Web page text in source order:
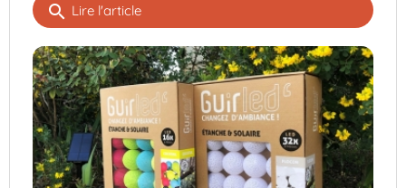
search Lire l'article